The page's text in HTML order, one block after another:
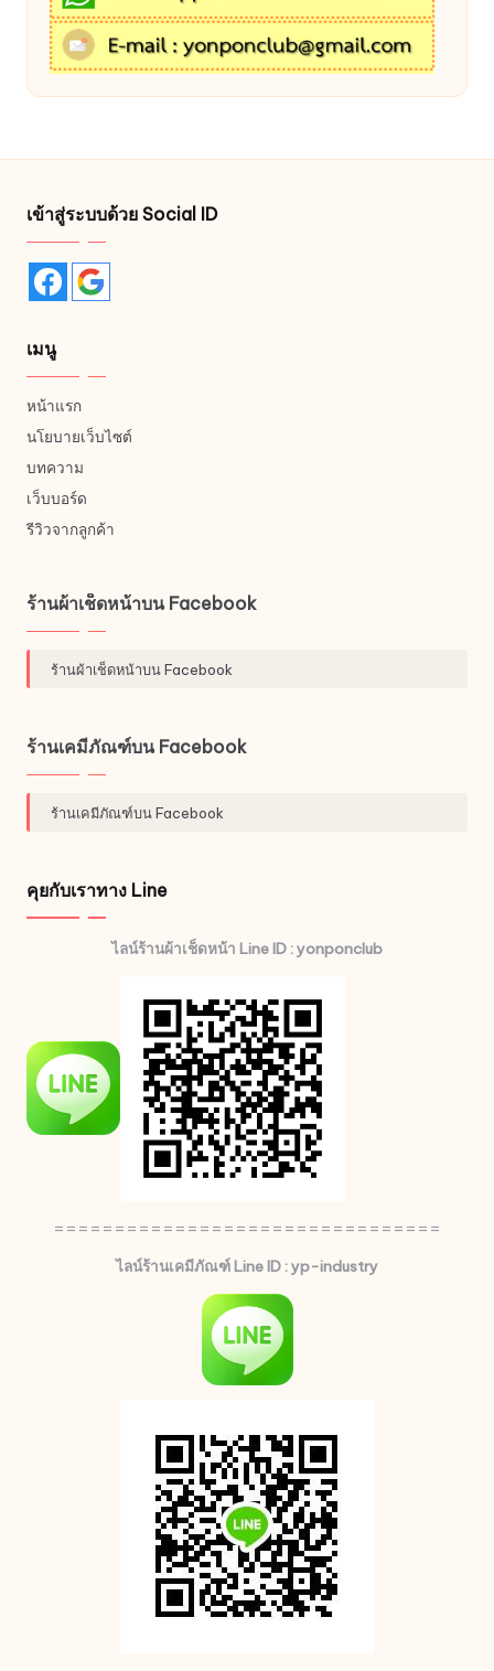
เข้าสู่ระบบด้วย Social ID
เมนู
หน้าแรก
นโยบายเว็บไซต์
บทความ
เว็บบอร์ด
รีวิวจากลูกค้า
ร้านผ้าเช็ดหน้าบน Facebook
ร้านผ้าเช็ดหน้าบน Facebook
ร้านเคมีภัณฑ์บน Facebook
ร้านเคมีภัณฑ์บน Facebook
คุยกับเราทาง Line
ไลน์ร้านผ้าเช็ดหน้า Line ID : yonponclub
================================
ไลน์ร้านเคมีภัณฑ์ Line ID : yp-industry